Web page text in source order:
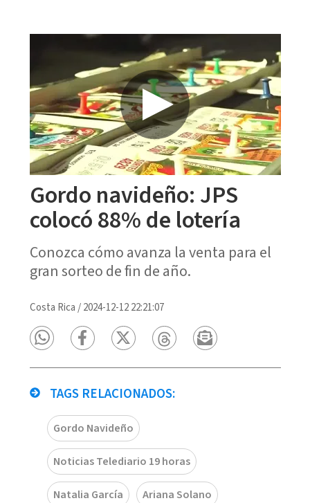
Gordo navideño: JPS
colocó 88% de lotería
Conozca cómo avanza la venta para el
gran sorteo de fin de año.
Costa Rica /2024-12-12 22:21:07
TAGS RELACIONADOS:
Gordo Navideño
Noticias Telediario 19 horas
Natalia García Ariana Solano